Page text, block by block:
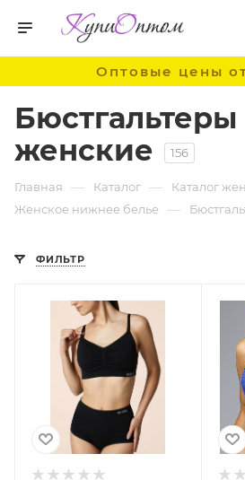
Оптовые цены
Бюстгальтеры
женские
156
Главная — Каталог — Каталог
Женское нижнее белье —
ФИЛЬТР